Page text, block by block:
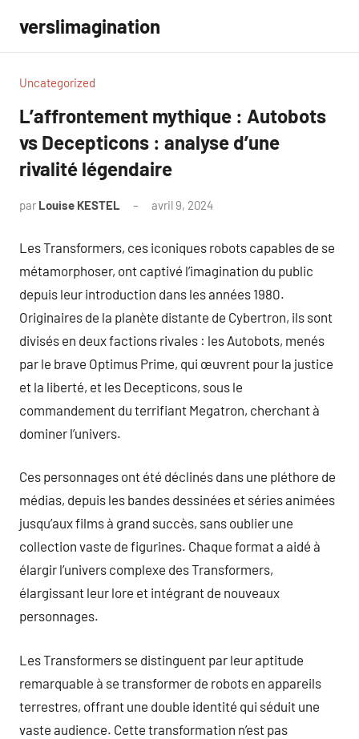
contenu
verslimagination
Uncategorized
L’affrontement mythique : Autobots
vs Decepticons : analyse d’une
rivalité légendaire
par Louise KESTEL avril 9, 2024
Les Transformers, ces iconiques robots capables de se
métamorphoser, ont captivé l’imagination du public
depuis leur introduction dans les années 1980.
Originaires de la planète distante de Cybertron, ils sont
divisés en deux factions rivales : les Autobots, menés
par le brave Optimus Prime, qui œuvrent pour la justice
et la liberté, et les Decepticons, sous le
commandement du terrifiant Megatron, cherchant à
dominer l’univers.
Ces personnages ont été déclinés dans une pléthore de
médias, depuis les bandes dessinées et séries animées
jusqu’aux films à grand succès, sans oublier une
collection vaste de figurines. Chaque format a aidé à
élargir l’univers complexe des Transformers,
élargissant leur lore et intégrant de nouveaux
personnages.
Les Transformers se distinguent par leur aptitude
remarquable à se transformer de robots en appareils
terrestres, offrant une double identité qui séduit une
vaste audience. Cette transformation n’est pas